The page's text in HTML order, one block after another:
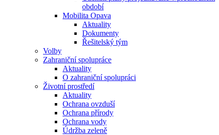
období
Mobilita Opava
Aktuality
Dokumenty
Řešitelský tým
Volby
Zahraniční spolupráce
Aktuality
O zahraniční spolupráci
Životní prostředí
Aktuality
Ochrana ovzduší
Ochrana přírody
Ochrana vody
Údržba zeleně